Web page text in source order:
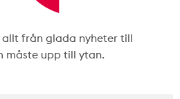
från glada nyheter till
måste upp till ytan.